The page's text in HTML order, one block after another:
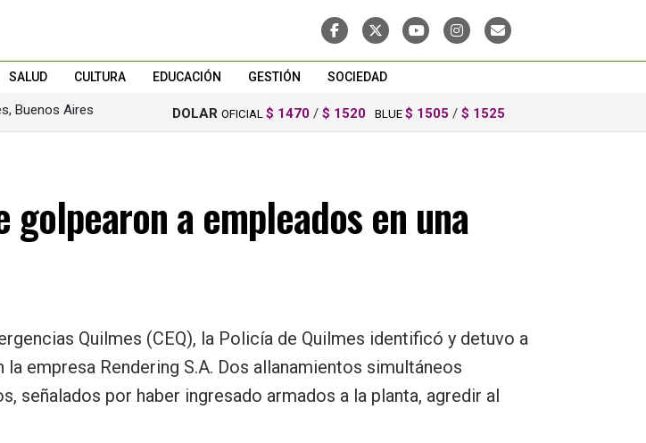
SALUD CULTURA EDUCACIÓN GESTIÓN SOCIEDAD
Buenos Aires DOLAR OFICIAL $ 1470 / $ 1520 BLUE $ 1505 / $ 1525
a empleados en una
Quilmes (CEQ), la Policía de Quilmes identificó y detuvo a
empresa Rendering S.A. Dos allanamientos simultáneos
señalados por haber ingresado armados a la planta, agredir al